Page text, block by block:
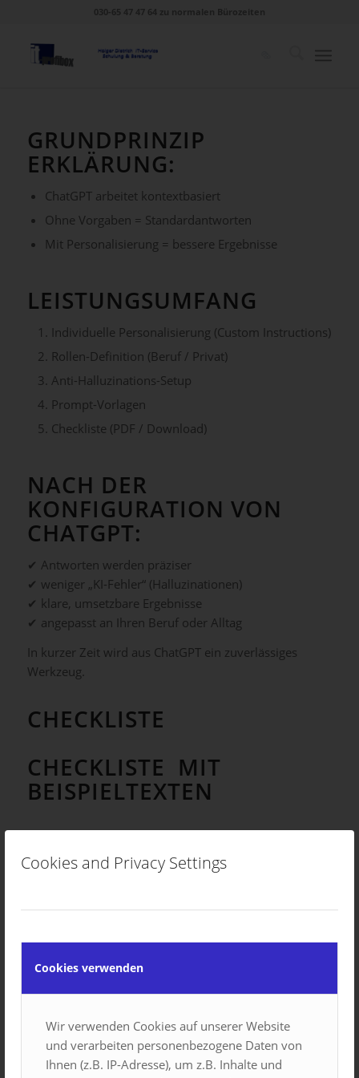
Cookies and Privacy Settings
Cookies verwenden
Wir verwenden Cookies auf unserer Website
und verarbeiten personenbezogene Daten von
Ihnen (z.B. IP-Adresse), um z.B. Inhalte und
GRUNDPRINZIP
ERKLÄRUNG:
ChatGPT arbeitet kontextbasiert
Ohne Vorgaben = Standardantworten
Mit Personalisierung = bessere Ergebnisse
LEISTUNGSUMFANG
Individuelle Personalisierung (Custom Instructions)
Rollen-Definition (Beruf / Privat)
Anti-Halluzinations-Setup
Prompt-Vorlagen
Checkliste (PDF / Download)
NACH DER
KONFIGURATION VON
CHATGPT:
✔ Antworten werden präziser
✔ weniger „KI-Fehler“ (Halluzinationen)
✔ klare, umsetzbare Ergebnisse
✔ angepasst an Ihren Beruf oder Alltag
In kurzer Zeit wird aus ChatGPT ein zuverlässiges
Werkzeug.
CHECKLISTE
CHECKLISTE MIT
BEISPIELTEXTEN
INSTALLATION NACH
VORGABE CHECKLISTE
Gemeinsam (per Fernwartung Teamviewer) werden die
Konfigurationsdatei.
BASIC (DOWNLOAD)
Checkliste PDF